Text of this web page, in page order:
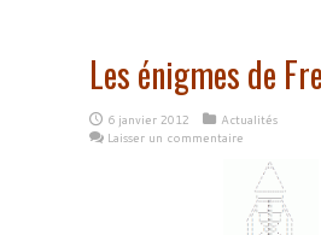
Les énigmes de
6 janvier 2012
Actualités
Laisser un commentaire